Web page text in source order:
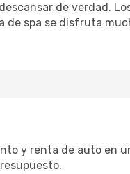
de verdad.
de spa se disfruta
y renta de auto en